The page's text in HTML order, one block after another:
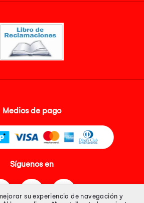
Medios de pago
Síguenos en
su experiencia de navegación y